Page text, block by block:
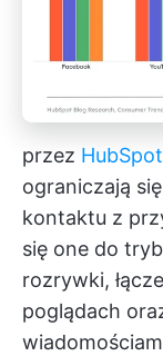
przez HubSpot
ograniczają
kontaktu z
się one do
rozrywki,
poglądach